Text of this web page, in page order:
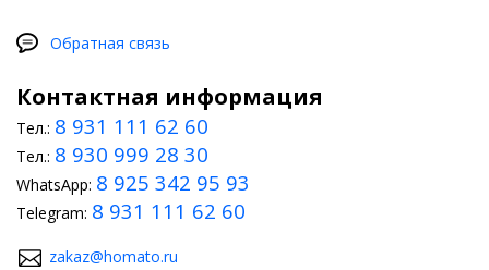
Обратная связь
Контактная информация
Тел.: 8 931 111 62 60
Тел.: 8 930 999 28 30
WhatsApp: 8 925 342 95 93
Telegram: 8 931 111 62 60
zakaz@homato.ru